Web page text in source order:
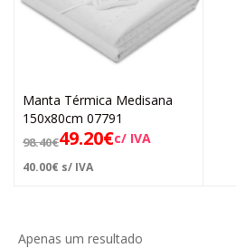
Manta Térmica Medisana
150x80cm 07791
98.40€49.20€c/ IVA
40.00€ s/ IVA
Apenas um resultado